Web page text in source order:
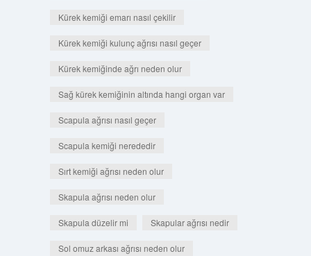
Kürek kemiği emarı nasıl çekilir
Kürek kemiği kulunç ağrısı nasıl geçer
Kürek kemiğinde ağrı neden olur
Sağ kürek kemiğinin altında hangi organ var
Scapula ağrısı nasıl geçer
Scapula kemiği nerededir
Sırt kemiği ağrısı neden olur
Skapula ağrısı neden olur
Skapula düzelir mi Skapular ağrısı nedir
Sol omuz arkası ağrısı neden olur